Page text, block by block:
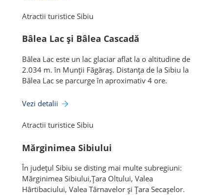
Atractii turistice Sibiu
Bâlea Lac și Bâlea Cascadă
Bâlea Lac este un lac glaciar aflat la o altitudine de
2.034 m. în Munții Făgăraș. Distanța de la Sibiu la
Bâlea Lac se parcurge în aproximativ 4 ore.
Vezi detalii
Atractii turistice Sibiu
Mărginimea Sibiului
În județul Sibiu se disting mai multe subregiuni:
Mărginimea Sibiului,Țara Oltului, Valea
Hârtibaciului, Valea Târnavelor și Țara Secașelor.